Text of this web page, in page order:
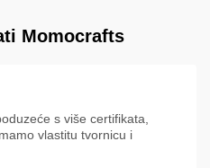
Momocrafts
s više certifikata,
vlastitu tvornicu i